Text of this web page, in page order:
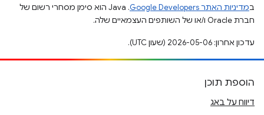
במדיניות האתר Google Developers‏
.‏ Java הוא סימן מסחרי רשום של
חברת Oracle ו/או של השותפים העצמאיים שלה.
עדכון אחרון: 2026-05-06 (שעון UTC).
הוספת תוכן
דיווח על באג